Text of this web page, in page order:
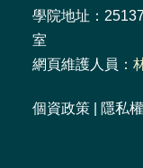
學院地址：
室
網頁維護人員：
個資政策 隱私